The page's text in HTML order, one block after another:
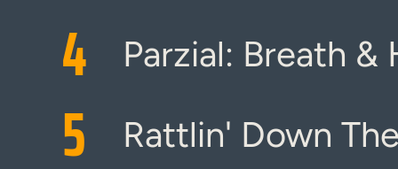
4 Parzial: Breath
5 Rattlin' Down